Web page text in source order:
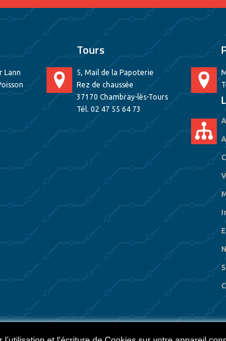
Lann
Tours
5, Mail de la Papoterie
Rez de chaussée
37170 Chambray-lès-Tours
Tél. 02 47 55 64 73